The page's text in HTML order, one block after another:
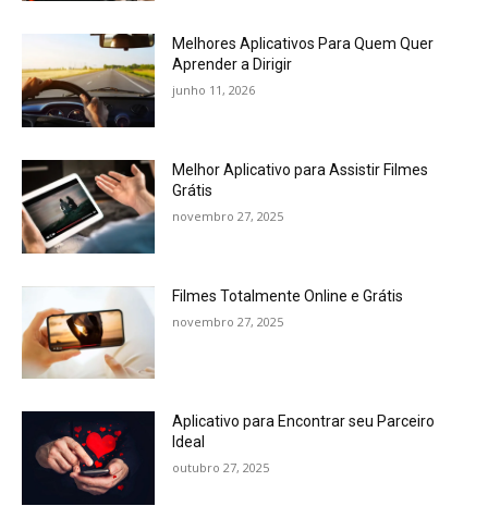
Melhores Aplicativos Para Quem Quer
Aprender a Dirigir
junho 11, 2026
Melhor Aplicativo para Assistir Filmes
Grátis
novembro 27, 2025
Filmes Totalmente Online e Grátis
novembro 27, 2025
Aplicativo para Encontrar seu Parceiro
Ideal
outubro 27, 2025